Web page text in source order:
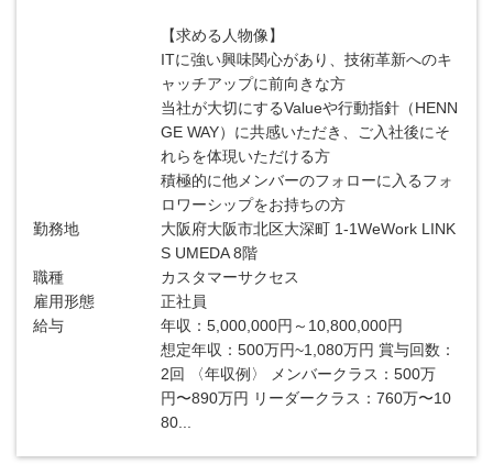
【求める人物像】
ITに強い興味関心があり、技術革新へのキ
ャッチアップに前向きな方
当社が大切にするValueや行動指針（HENN
GE WAY）に共感いただき、ご入社後にそ
れらを体現いただける方
積極的に他メンバーのフォローに入るフォ
ロワーシップをお持ちの方
勤務地
大阪府大阪市北区大深町 1-1WeWork LINK
S UMEDA 8階
職種
カスタマーサクセス
雇用形態
正社員
給与
年収：5,000,000円～10,800,000円
想定年収：500万円~1,080万円 賞与回数：
2回 〈年収例〉 メンバークラス：500万
円〜890万円 リーダークラス：760万〜10
80...